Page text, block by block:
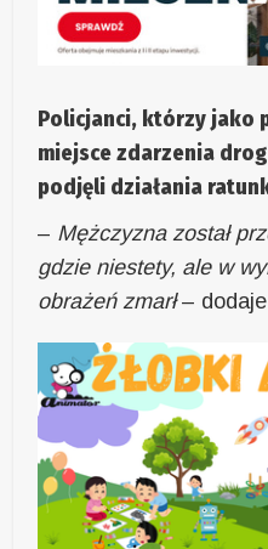
Policjanci, którzy jako
miejsce zdarzenia
podjęli działania
– Mężczyzna został
gdzie niestety, ale w
obrażeń zmarł– dodaje